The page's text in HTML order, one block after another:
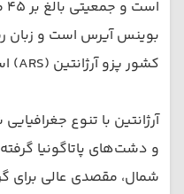
بوینس آیرس است و زبان
کشور پزو آرژانتین (ARS) است.
آرژانتین با تنوع
و دشت‌های پاتاگونیا
شمال، مقصدی عالی